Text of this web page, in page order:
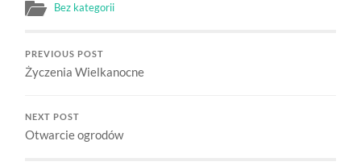
Bez kategorii
PREVIOUS POST
Życzenia Wielkanocne
NEXT POST
Otwarcie ogrodów